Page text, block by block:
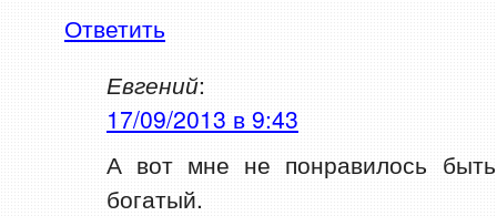
Ответить
Евгений:
17/09/2013 в 9:43
А вот мне не понравилось
богатый.